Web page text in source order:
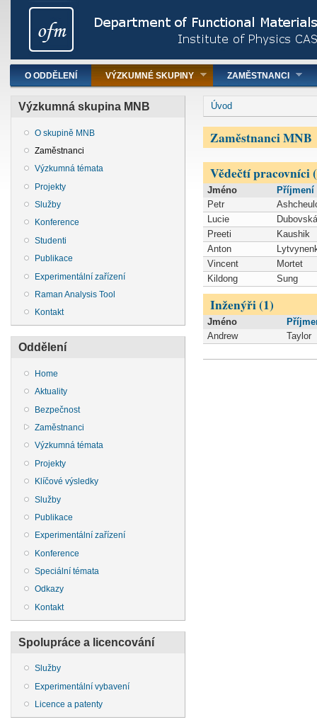
Hlavní menu
O ODDĚLENÍ VÝZKUMNÉ SKUPINY ZAMĚSTNANCI
Výzkumná skupina MNB
O skupině MNB
Zaměstnanci
Výzkumná témata
Projekty
Služby
Konference
Studenti
Publikace
Experimentální zařízení
Raman Analysis Tool
Kontakt
Oddělení
Home
Aktuality
Bezpečnost
Zaměstnanci
Výzkumná témata
Projekty
Klíčové výsledky
Služby
Publikace
Experimentální zařízení
Konference
Speciální témata
Odkazy
Kontakt
Spolupráce a licencování
Služby
Experimentální vybavení
Licence a patenty
You are here
Úvod
Zaměstnanci MNB
Vědečtí pracovníci
Jméno
Příjmení
Petr
Lucie
Dubovská
Preeti
Kaushik
Anton
Vincent
Mortet
Kildong
Sung
Inženýři (1)
Jméno
Andrew
Taylor